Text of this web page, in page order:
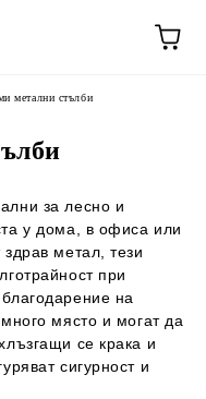
метални стълби
за лесно и
у дома, в офиса или
метал, тези
при
на
място и могат да
се крака и
сигурност и